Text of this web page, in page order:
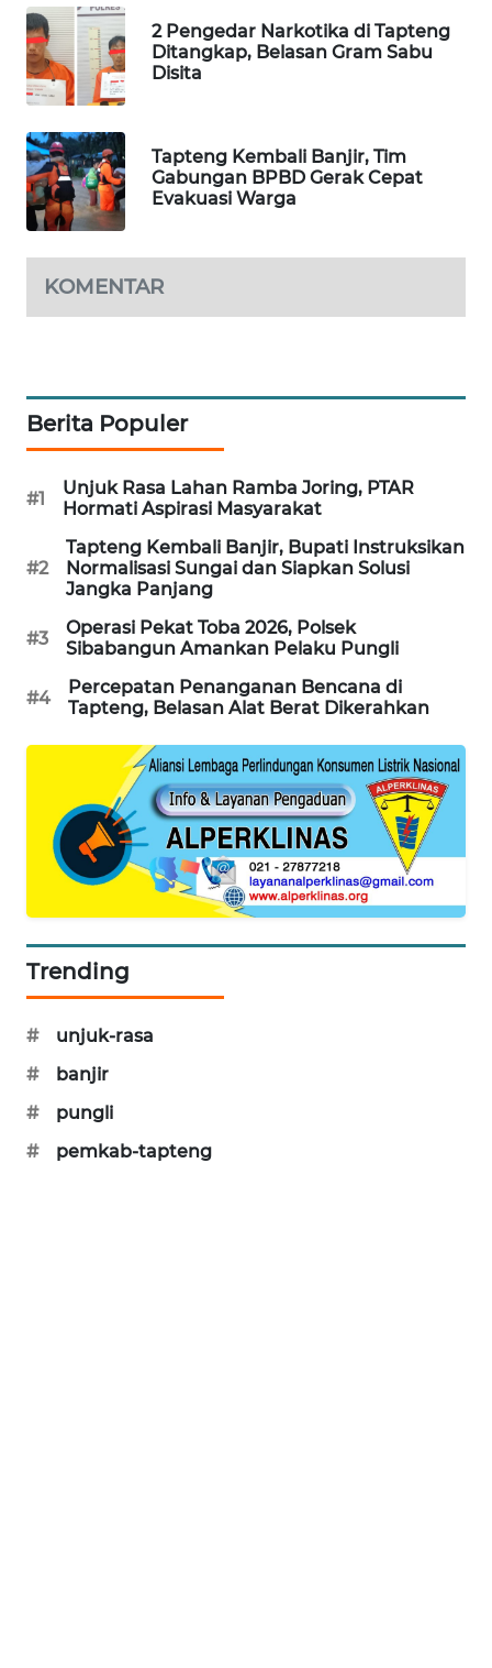
2 Pengedar Narkotika di Tapteng
Ditangkap, Belasan Gram Sabu
Disita
Tapteng Kembali Banjir, Tim
Gabungan BPBD Gerak Cepat
Evakuasi Warga
KOMENTAR
Berita Populer
#1
Unjuk Rasa Lahan Ramba Joring, PTAR
Hormati Aspirasi Masyarakat
#2
Tapteng Kembali Banjir, Bupati Instruksikan
Normalisasi Sungai dan Siapkan Solusi
Jangka Panjang
#3
Operasi Pekat Toba 2026, Polsek
Sibabangun Amankan Pelaku Pungli
#4
Percepatan Penanganan Bencana di
Tapteng, Belasan Alat Berat Dikerahkan
Trending
#
unjuk-rasa
#
banjir
#
pungli
#
pemkab-tapteng
PERSONA
WAHANA
OTOMOTIF
WAHANA
HEALTH
WAHANA
DESA
WISATA
Wahana
Network
KONSUMEN
MASYARAKAT
KELISTRIKAN
ID
MAWAKA
MARTABAT
NET
LPKKI
LKKI
KOPEKLIN